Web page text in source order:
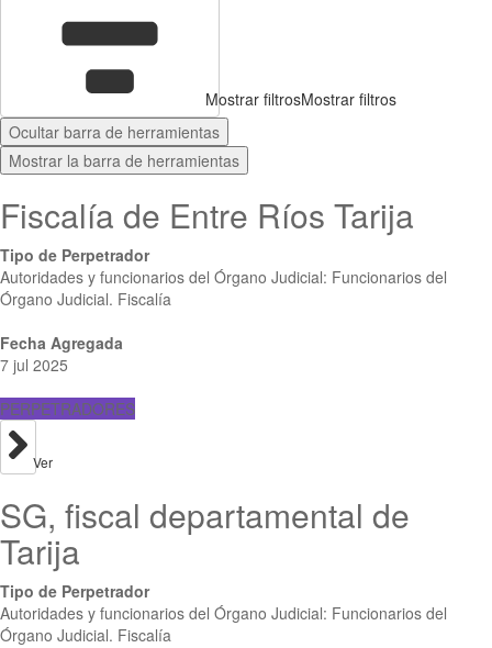
Mostrar filtrosMostrar filtros
Ocultar barra de herramientas
Mostrar la barra de herramientas
Fiscalía de Entre Ríos Tarija
Tipo de Perpetrador
Autoridades y funcionarios del Órgano Judicial: Funcionarios del
Órgano Judicial. Fiscalía
Fecha Agregada
7 jul 2025
PERPETRADORES
Ver
SG, fiscal departamental de
Tarija
Tipo de Perpetrador
Autoridades y funcionarios del Órgano Judicial: Funcionarios del
Órgano Judicial. Fiscalía